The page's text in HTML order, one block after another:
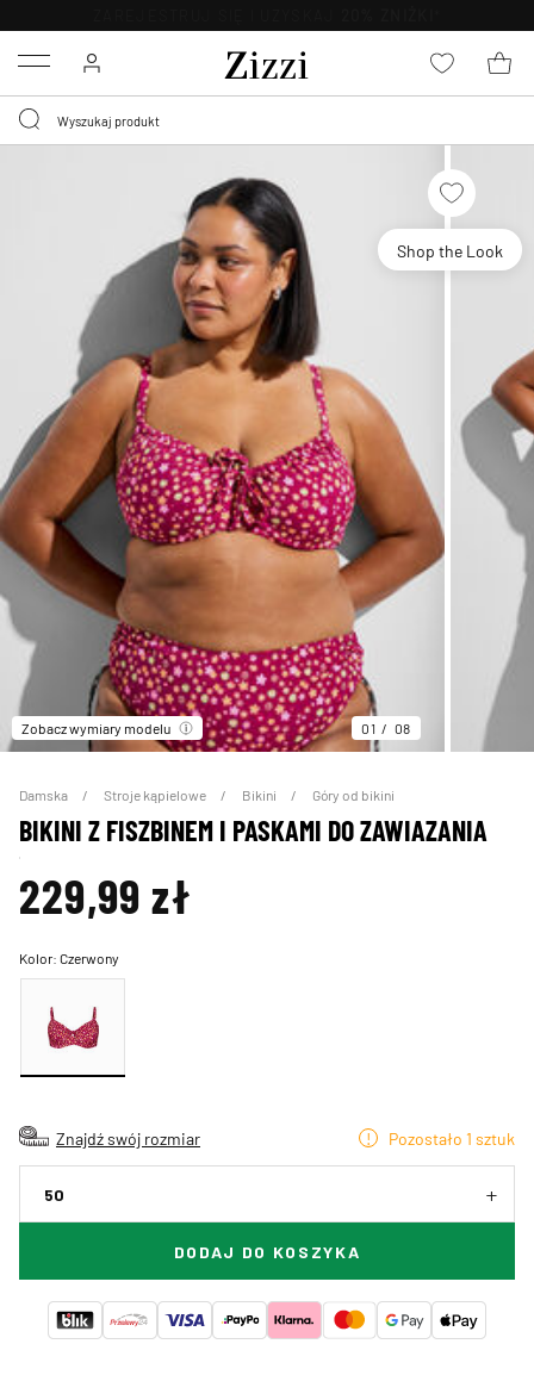
Menu
Shop the Look
Zobacz wymiary modelu 01 08
Damska Stroje kąpielowe Bikini Góry od bikini
BIKINI Z FISZBINEM I PASKAMI DO ZAWIAZANIA
229,99 zł
Kolor:Czerwony
Znajdź swój rozmiar Pozostało 1 sztuk
50
DODAJ DO KOSZYKA